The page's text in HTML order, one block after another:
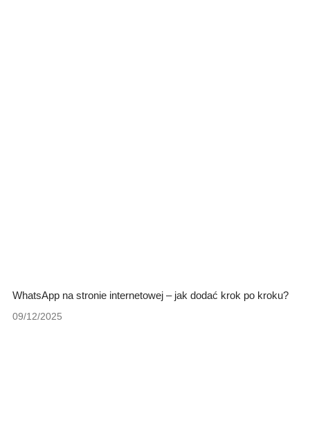
WhatsApp na stronie internetowej – jak dodać krok po kroku?
09/12/2025